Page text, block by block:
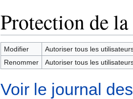
Protection de la
Modifier
Autoriser tous les
Renommer
Autoriser tous les
Voir le journal